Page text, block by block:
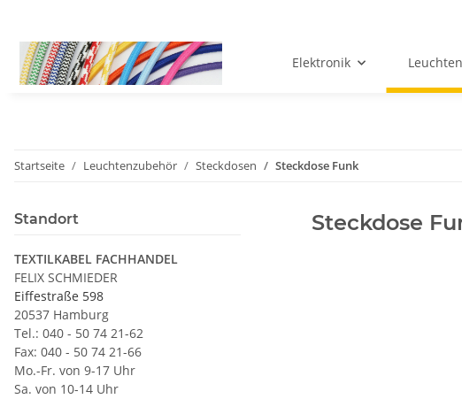
Elektronik
Startseite Leuchtenzubehör Steckdosen Steckdose Funk
Steckdose
Standort
TEXTILKABEL FACHHANDEL
FELIX SCHMIEDER
Eiffestraße 598
20537 Hamburg
Tel.: 040 - 50 74 21-62
Fax: 040 - 50 74 21-66
Mo.-Fr. von 9-17 Uhr
Sa. von 10-14 Uhr